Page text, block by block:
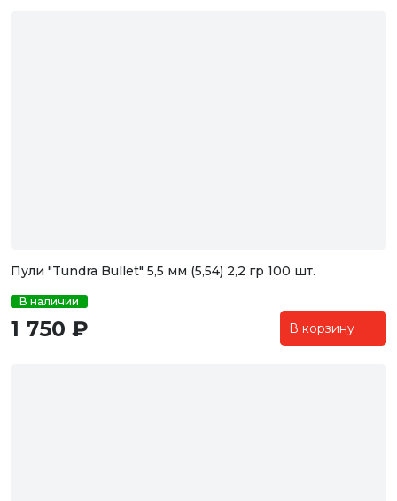
Пули "Tundra Bullet" 5,5 мм (5,54) 2,2 гр 100 шт.
В наличии
1 750 ₽ В корзину